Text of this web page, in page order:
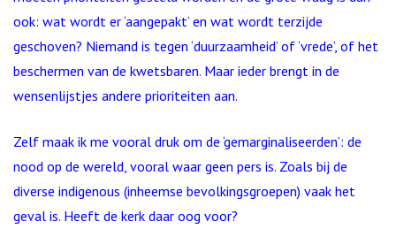
ook: wat wordt er ‘aangepakt’ en wat wordt terzijde
geschoven? Niemand is tegen ‘duurzaamheid’ of ‘vrede’, of het
beschermen van de kwetsbaren. Maar ieder brengt in de
wensenlijstjes andere prioriteiten aan.
Zelf maak ik me vooral druk om de ‘gemarginaliseerden’: de
nood op de wereld, vooral waar geen pers is. Zoals bij de
diverse indigenous (inheemse bevolkingsgroepen) vaak het
geval is. Heeft de kerk daar oog voor?